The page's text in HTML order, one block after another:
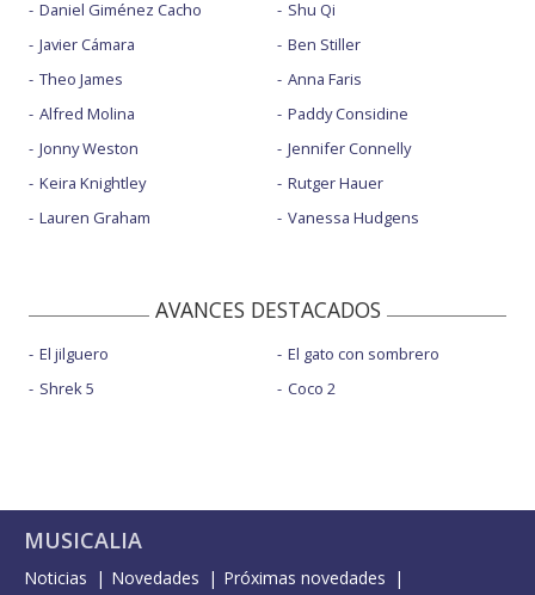
Daniel Giménez Cacho
Javier Cámara
Theo James
Alfred Molina
Jonny Weston
Keira Knightley
Lauren Graham
Shu Qi
Ben Stiller
Anna Faris
Paddy Considine
Jennifer Connelly
Rutger Hauer
Vanessa Hudgens
AVANCES DESTACADOS
El jilguero
Shrek 5
El gato con sombrero
Coco 2
MUSICALIA
Noticias Novedades
Próximas novedades